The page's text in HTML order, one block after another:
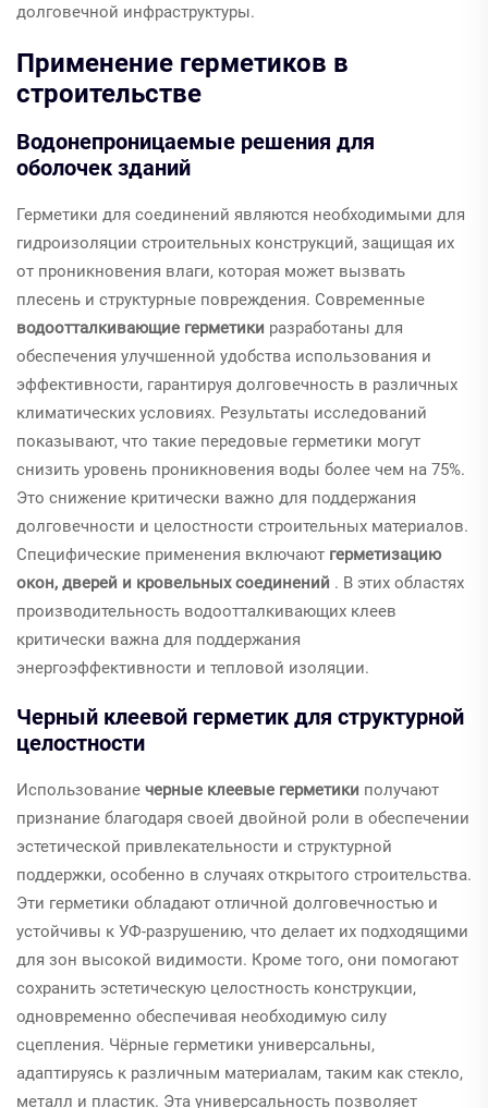
долговечной инфраструктуры.
Применение герметиков в
строительстве
Водонепроницаемые решения для
оболочек зданий
Герметики для соединений являются необходимыми для
гидроизоляции строительных конструкций, защищая их
от проникновения влаги, которая может вызвать
плесень и структурные повреждения. Современные
водоотталкивающие герметики разработаны для
обеспечения улучшенной удобства использования и
эффективности, гарантируя долговечность в различных
климатических условиях. Результаты исследований
показывают, что такие передовые герметики могут
снизить уровень проникновения воды более чем на 75%.
Это снижение критически важно для поддержания
долговечности и целостности строительных материалов.
Специфические применения включают герметизацию
окон, дверей и кровельных соединений . В этих областях
производительность водоотталкивающих клеев
критически важна для поддержания
энергоэффективности и тепловой изоляции.
Черный клеевой герметик для структурной
целостности
Использование черные клеевые герметики получают
признание благодаря своей двойной роли в обеспечении
эстетической привлекательности и структурной
поддержки, особенно в случаях открытого строительства.
Эти герметики обладают отличной долговечностью и
устойчивы к УФ-разрушению, что делает их подходящими
для зон высокой видимости. Кроме того, они помогают
сохранить эстетическую целостность конструкции,
одновременно обеспечивая необходимую силу
сцепления. Чёрные герметики универсальны,
адаптируясь к различным материалам, таким как стекло,
металл и пластик. Эта универсальность позволяет